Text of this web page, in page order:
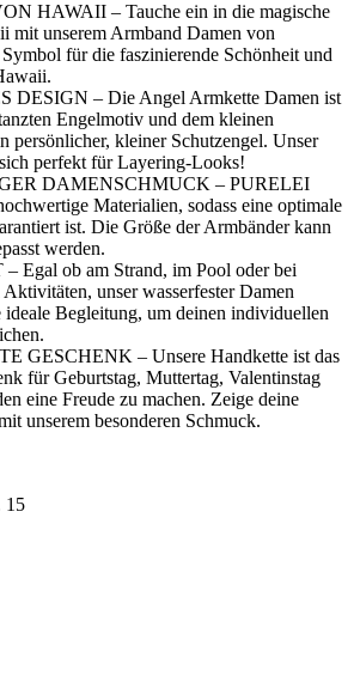
HAWAII – Tauche ein in die magische
mit unserem Armband Damen von
für die faszinierende Schönheit und
DESIGN – Die Angel Armkette Damen ist
Engelmotiv und dem kleinen
persönlicher, kleiner Schutzengel. Unser
perfekt für Layering-Looks!
DAMENSCHMUCK – PURELEI
Materialien, sodass eine optimale
ist. Die Größe der Armbänder kann
werden.
Egal ob am Strand, im Pool oder bei
Aktivitäten, unser wasserfester Damen
ideale Begleitung, um deinen individuellen
GESCHENK – Unsere Handkette ist das
für Geburtstag, Muttertag, Valentinstag
eine Freude zu machen. Zeige deine
unserem besonderen Schmuck.
15